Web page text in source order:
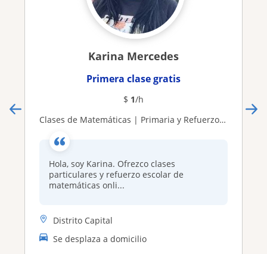
Karina Mercedes
Primera clase gratis
$ 1/h
​Clases de Matemáticas | Primaria y Refuerzo Escolar
Hola, soy Karina. Ofrezco clases
particulares y refuerzo escolar de
matemáticas onli...
Distrito Capital
Se desplaza a domicilio